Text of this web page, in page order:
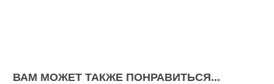
ВАМ МОЖЕТ ТАКЖЕ ПОНРАВИТЬСЯ...